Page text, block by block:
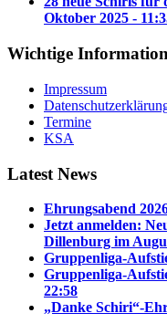
Oktober 2025 -
Wichtige
Impressum
Termine
KSA
Latest News
Ehrungsabend
Jetzt anmelden:
Dillenburg im
Gruppenliga-
Gruppenliga-
22:58
„Danke Schiri“-